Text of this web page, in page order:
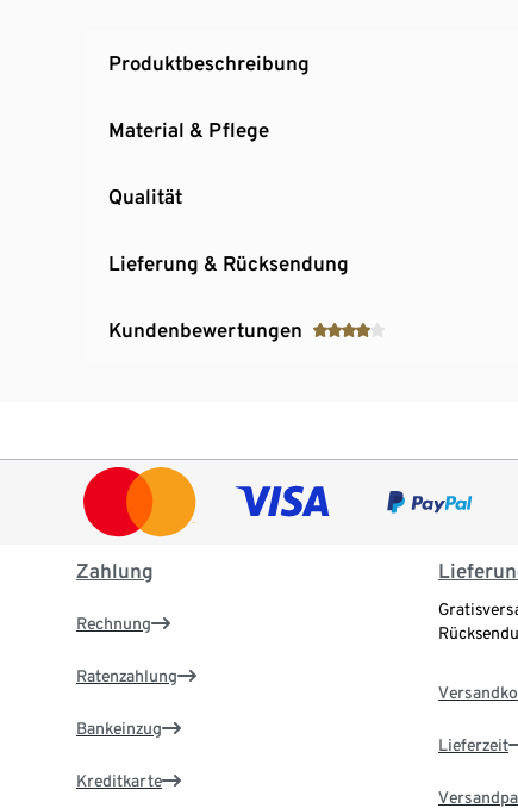
Produktbeschreibung
Material & Pflege
Qualität
Lieferung & Rücksendung
Kundenbewertungen
Zahlung
Rechnung
Ratenzahlung
Bankeinzug
Kreditkarte
Lieferzeit